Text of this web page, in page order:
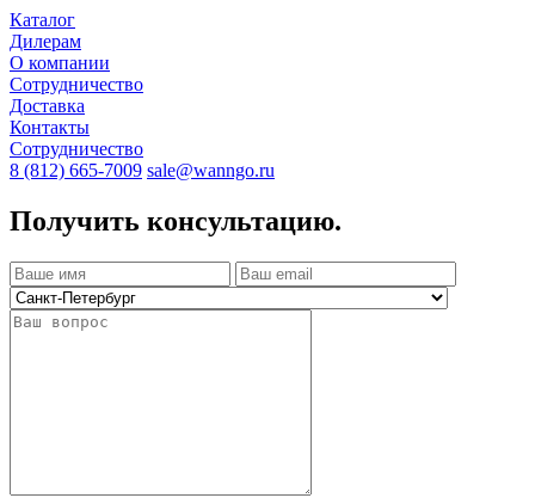
Каталог
Дилерам
О компании
Сотрудничество
Доставка
Контакты
Сотрудничество
8 (812) 665-7009 sale@wanngo.ru
Получить консультацию.